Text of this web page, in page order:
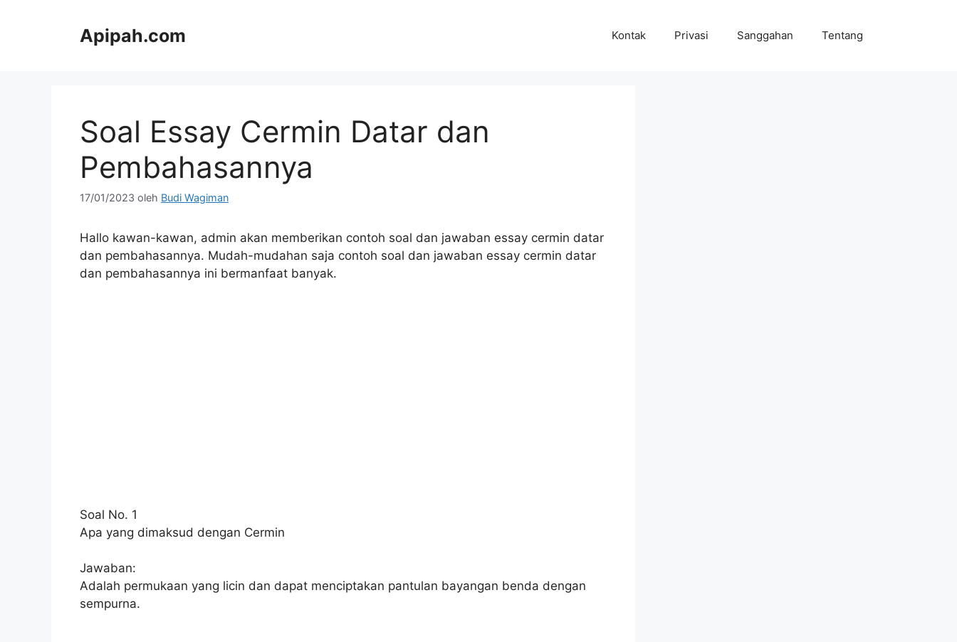
Apipah.com Kontak Privasi Sanggahan Tentang
Soal Essay Cermin Datar dan
Pembahasannya
17/01/2023 oleh Budi Wagiman
Hallo kawan-kawan, admin akan memberikan contoh soal dan jawaban essay cermin datar
dan pembahasannya. Mudah-mudahan saja contoh soal dan jawaban essay cermin datar
dan pembahasannya ini bermanfaat banyak.
Soal No. 1
Apa yang dimaksud dengan Cermin
Jawaban:
Adalah permukaan yang licin dan dapat menciptakan pantulan bayangan benda dengan
sempurna.